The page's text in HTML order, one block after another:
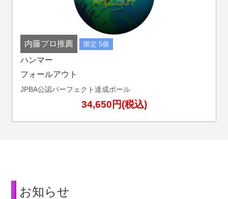
内藤プロ推薦 限定 5個
ハンマー
フォールアウト
JPBA公認パーフェクト達成ボール
34,650円(税込)
お知らせ